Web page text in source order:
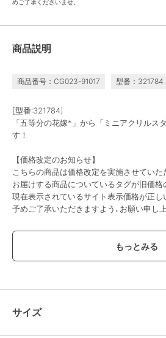
めご了承くださいませ。
商品説明
商品番号：CG023-91017 型番：321784
[型番:321784]
「五等分の花嫁*」から「ミニアクリルス
す！
【価格改定のお知らせ】
こちらの商品は価格改定を実施させていた
お届けする商品についているタグが旧価
現在表示されているサイト表示価格が正し
予めご了承いただきますよう､お願い申し
ショップ コレイズ
商品カテゴリ
サイズ